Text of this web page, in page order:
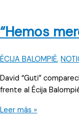
Competición
abre
expediente
al
‘Puerto
Real
Écija
“Hemos
ÉCIJA BALOMPIÉ,
David “Guti”
frente al Écija
“Hemos
Leer más »